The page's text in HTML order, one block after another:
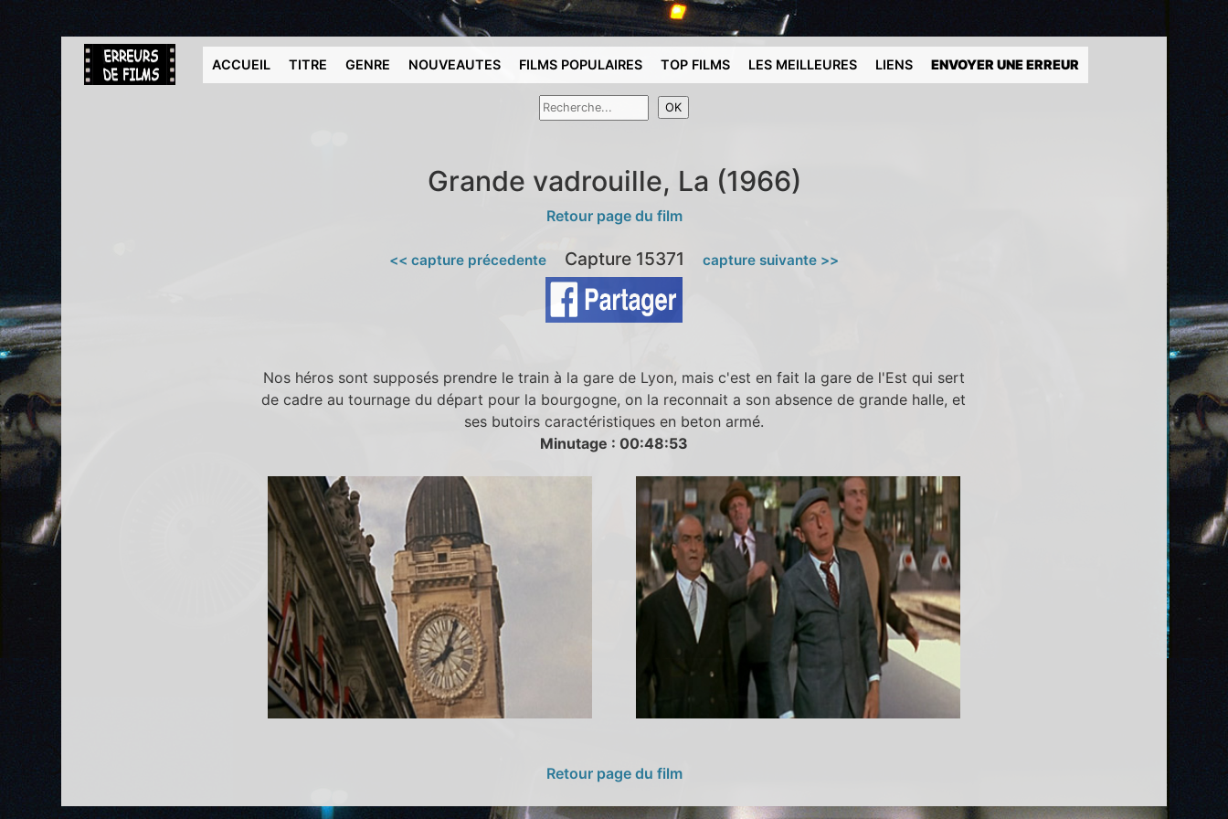
ACCUEIL TITRE GENRE NOUVEAUTES FILMS POPULAIRES TOP FILMS LES MEILLEURES LIENS ENVOYER UNE ERREUR
Grande vadrouille, La (1966)
Retour page du film
<< capture précedente Capture 15371 capture suivante >>
Nos héros sont supposés prendre le train à la gare de Lyon, mais c'est en fait la gare de l'Est qui sert
de cadre au tournage du départ pour la bourgogne, on la reconnait a son absence de grande halle, et
ses butoirs caractéristiques en beton armé.
Minutage : 00:48:53
Retour page du film